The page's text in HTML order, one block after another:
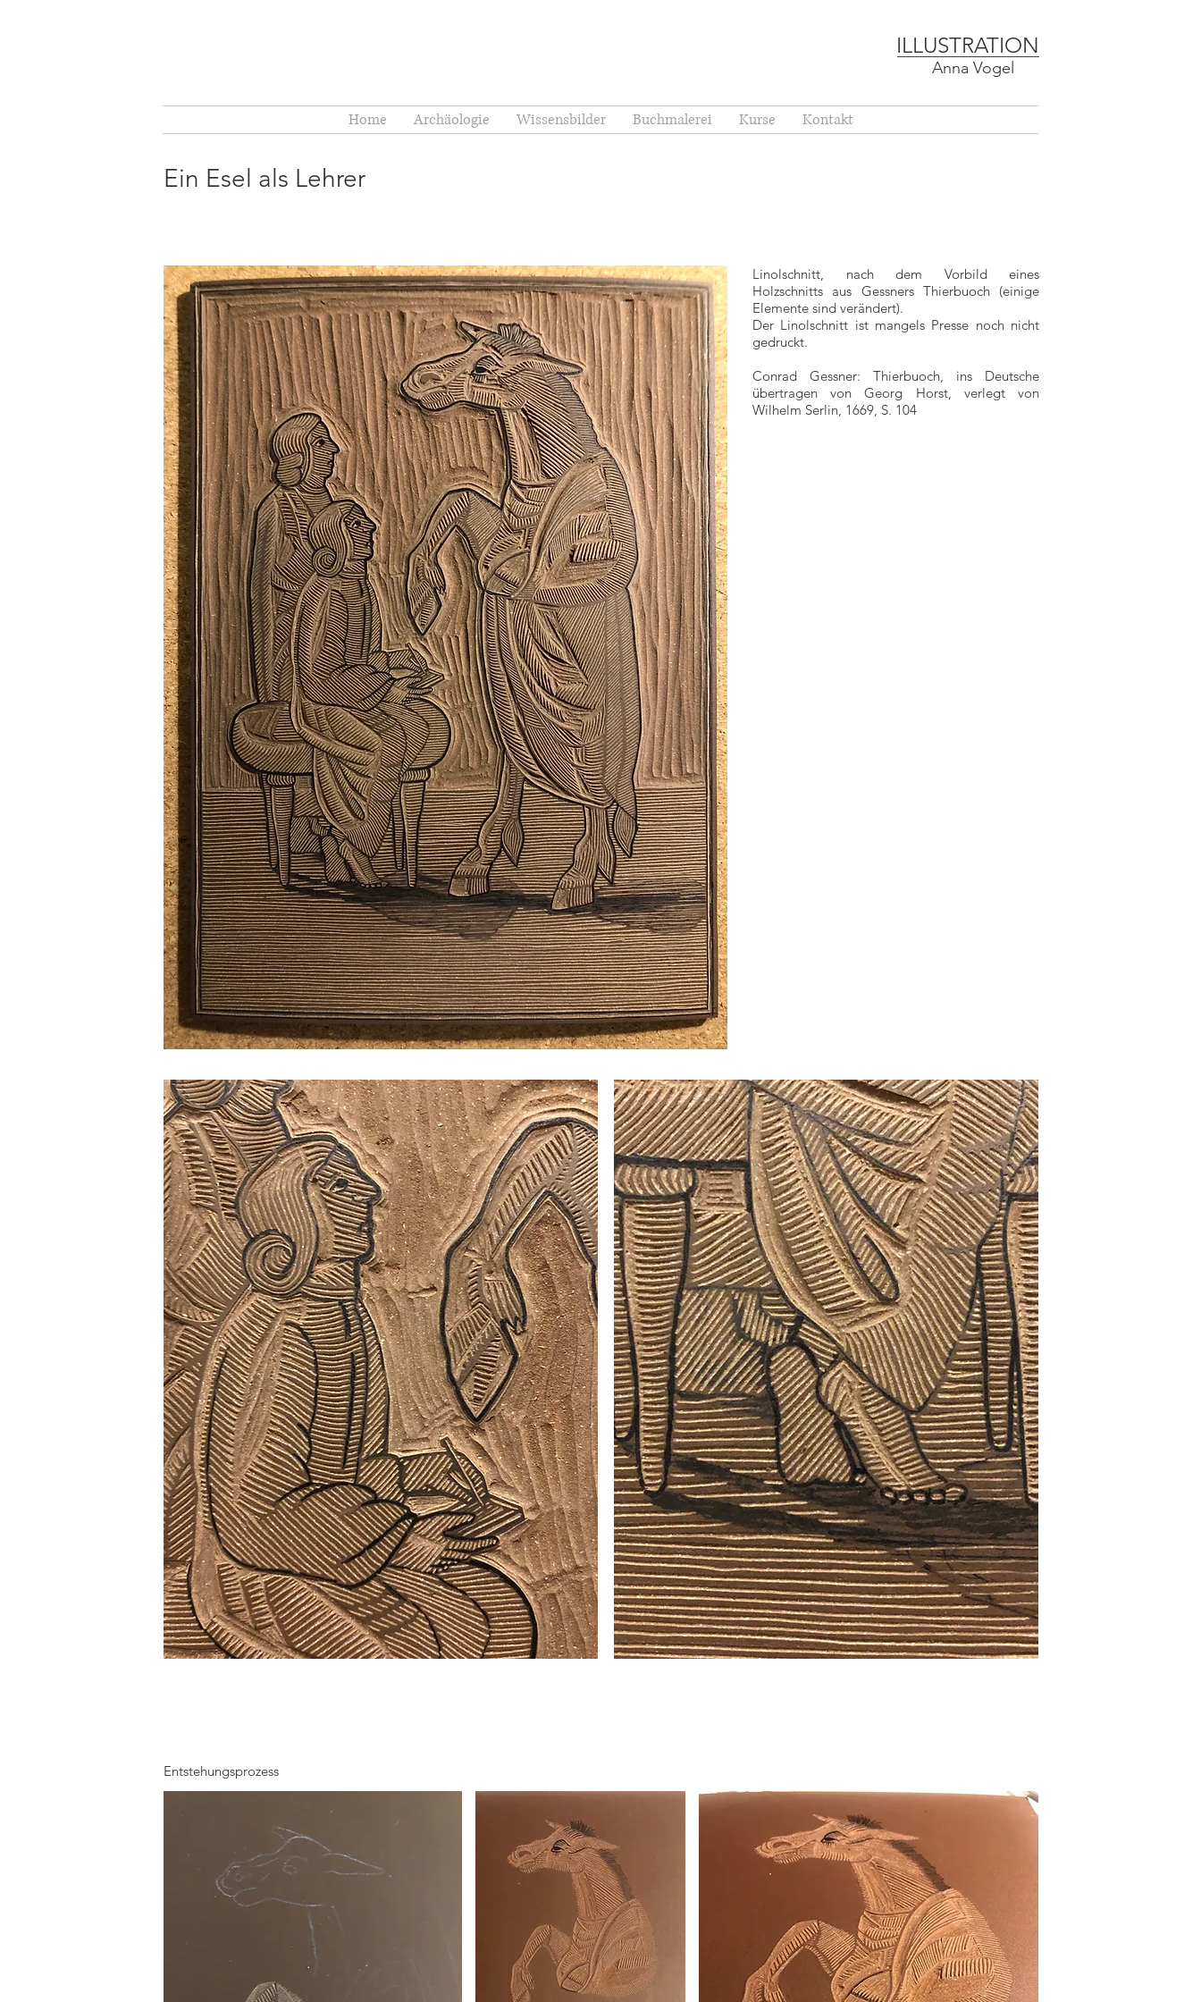
ILLUSTRATION
Anna Vogel
Home Archäologie Wissensbilder Buchmalerei Kurse Kontakt
Ein Esel als Lehrer
Linolschnitt, nach dem Vorbild eines
Holzschnitts aus Gessners Thierbuoch (einige
Elemente sind verändert).
Der Linolschnitt ist mangels Presse noch nicht
gedruckt.
Conrad Gessner: Thierbuoch, ins Deutsche
übertragen von Georg Horst, verlegt von
Wilhelm Serlin, 1669, S. 104
Entstehungsprozess